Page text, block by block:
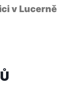
v Lucerně